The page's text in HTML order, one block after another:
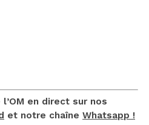
en direct sur nos
et notre chaîne Whatsapp !